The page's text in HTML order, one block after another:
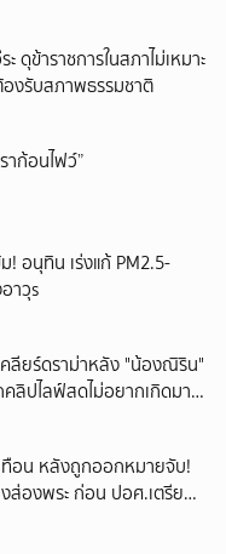
ดุข้าราชการในสภาไม่เหมาะ
งรับสภาพธรรมชาติ
าก้อนไฟว์”
! อนุทิน เร่งแก้ PM2.5-
าวุs
ลียร์ดราม่าหลัง "น้องณิริน"
ลิปไลฟ์สดไม่อยากเกิดมา
เทือน หลังถูกออกหมายจับ!
ส่องพระ ก่อน ปอศ.เตรียม